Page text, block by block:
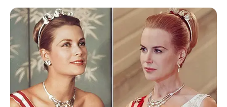
HOME
INSPIRASI
STYLE
FILM &
SERIES
NGAKAK
QUOTES
HYPE
MORE